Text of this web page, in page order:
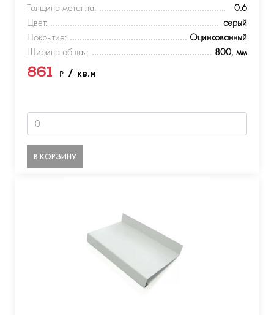
Толщина металла:
0.6
Цвет:
серый
Покрытие:
Оцинкованный
Ширина общая:
800, мм
861 ₽ / кв.м
В КОРЗИНУ